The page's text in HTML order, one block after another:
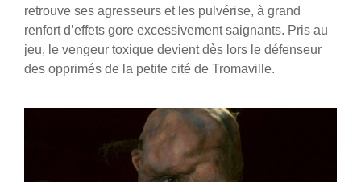
retrouve ses agresseurs et les pulvérise, à grand
renfort d’effets gore excessivement saignants. Pris au
jeu, le vengeur toxique devient dès lors le défenseur
des opprimés de la petite cité de Tromaville.